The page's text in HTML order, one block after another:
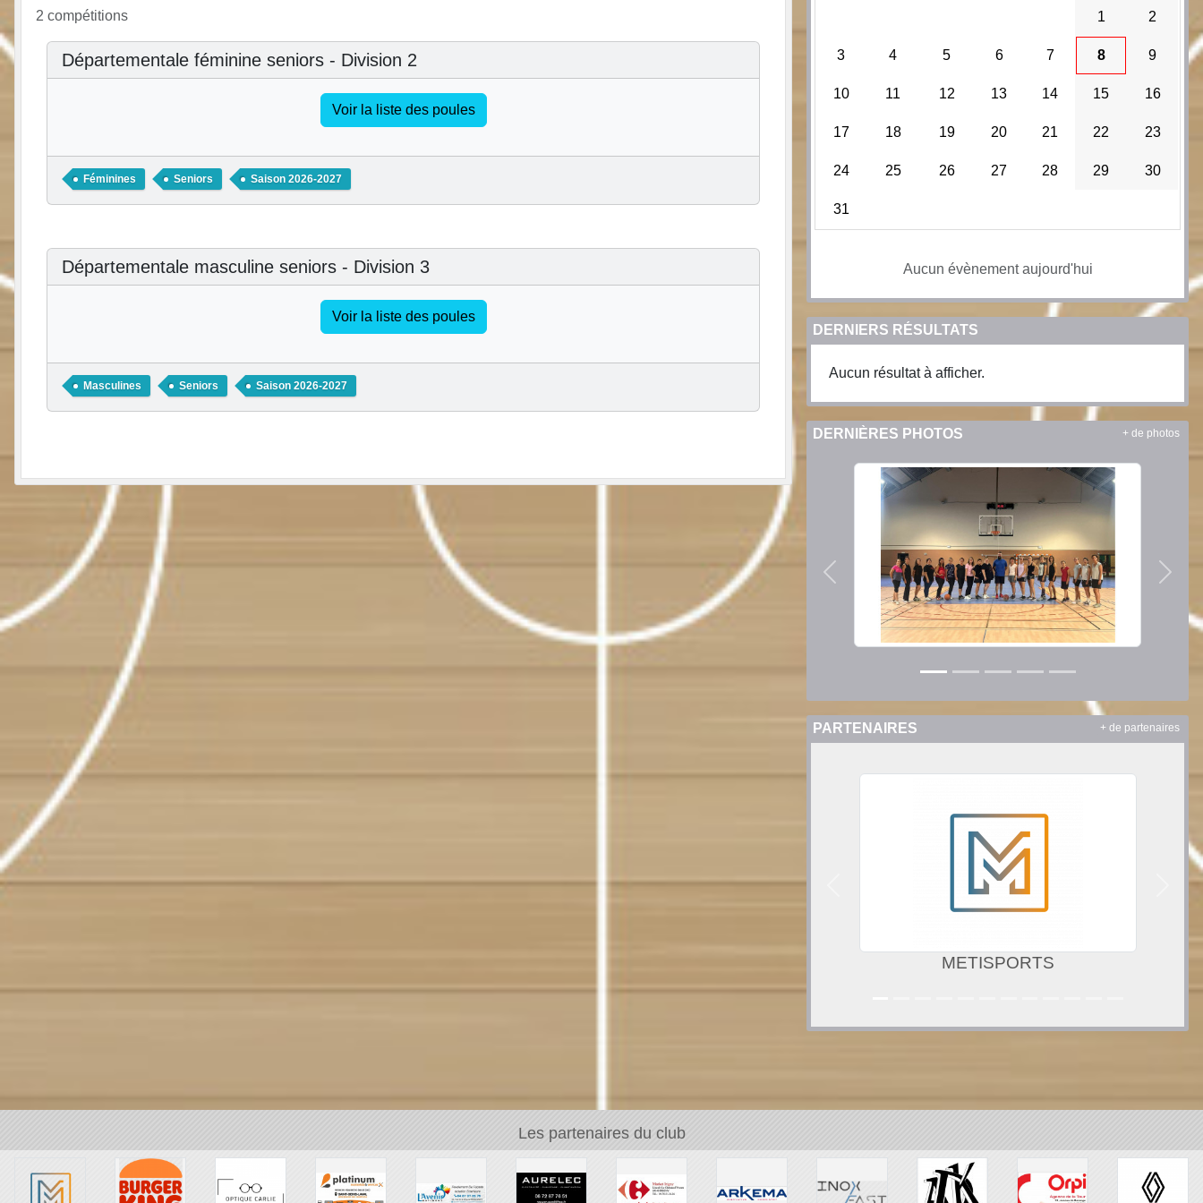
2 compétitions
Départementale féminine seniors - Division 2
Voir la liste des poules
Féminines Seniors Saison 2026-2027
Départementale masculine seniors - Division 3
Voir la liste des poules
Masculines Seniors Saison 2026-2027
1 2
3 4 5 6 7 8 9
10 11 12 13 14 15 16
17 18 19 20 21 22 23
24 25 26 27 28 29 30
31
Aucun évènement aujourd'hui
DERNIERS RÉSULTATS
Aucun résultat à afficher.
DERNIÈRES PHOTOS
Précedent
+ de photos
PARTENAIRES
METISPORTS
+ de partenaires
Les partenaires du club